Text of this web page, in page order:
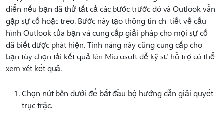
điển nếu bạn đã thử tất cả các bước trước đó và Outlook vẫn
gặp sự cố hoặc treo. Bước này tạo thông tin chi tiết về cấu
hình Outlook của bạn và cung cấp giải pháp cho mọi sự cố
đã biết được phát hiện. Tính năng này cũng cung cấp cho
bạn tùy chọn tải kết quả lên Microsoft để kỹ sư hỗ trợ có thể
xem xét kết quả.
Chọn nút bên dưới để bắt đầu bộ hướng dẫn giải quyết
trục trặc.